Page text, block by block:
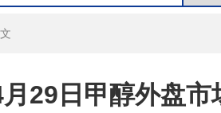
29日甲醇外盘市